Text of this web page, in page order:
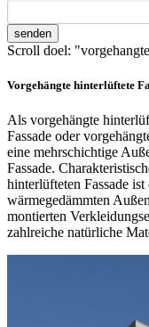
Scroll doel:
Vorgehängte hinterlüftete
Als vorgehängte
Fassade oder
eine mehrschichtige
Fassade.
hinterlüfteten Fassade
wärmegedämmten
montierten
zahlreiche natürliche